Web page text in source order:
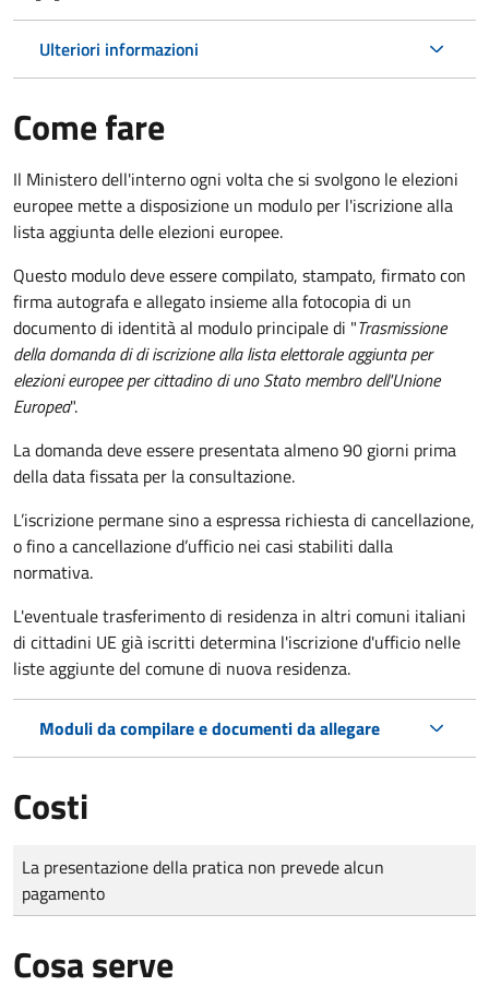
Ulteriori informazioni
Come fare
Il Ministero dell'interno ogni volta che si svolgono le elezioni
europee mette a disposizione un modulo per l'iscrizione alla
lista aggiunta delle elezioni europee.
Questo modulo deve essere compilato, stampato, firmato con
firma autografa e allegato insieme alla fotocopia di un
documento di identità al modulo principale di "Trasmissione
della domanda di di iscrizione alla lista elettorale aggiunta per
elezioni europee per cittadino di uno Stato membro dell'Unione
Europea".
La domanda deve essere presentata almeno 90 giorni prima
della data fissata per la consultazione.
L’iscrizione permane sino a espressa richiesta di cancellazione,
o fino a cancellazione d’ufficio nei casi stabiliti dalla
normativa.
L'eventuale trasferimento di residenza in altri comuni italiani
di cittadini UE già iscritti determina l'iscrizione d'ufficio nelle
liste aggiunte del comune di nuova residenza.
Moduli da compilare e documenti da allegare
Costi
Tipo di pagamento
Importo
La presentazione della pratica non prevede alcun
pagamento
Cosa serve